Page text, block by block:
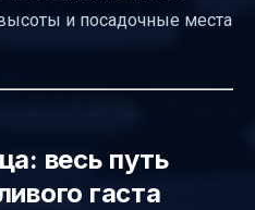
и посадочные места
весь путь
гаста